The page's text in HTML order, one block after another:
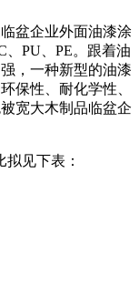
盆企业外面油漆涂
PU、PE。跟着油
，一种新型的油漆
保性、耐化学性、
宽大木制品临盆企
见下表：